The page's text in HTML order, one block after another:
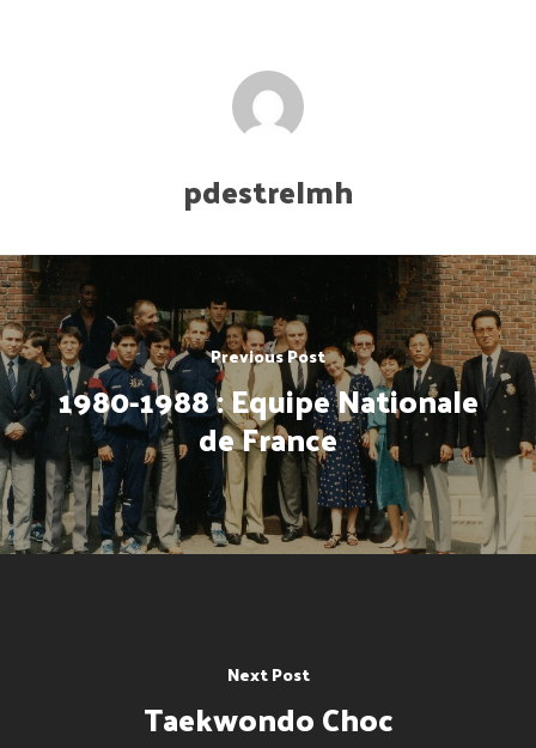
pdestrelmh
Previous Post
1980-1988 : Equipe Nationale
de France
Next Post
Taekwondo Choc